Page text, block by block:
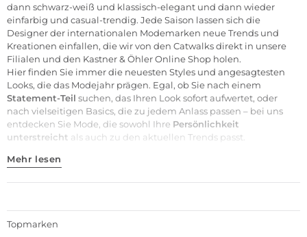
dann schwarz-weiß und klassisch-elegant und dann wieder
einfarbig und casual-trendig. Jede Saison lassen sich die
Designer der internationalen Modemarken neue Trends und
Kreationen einfallen, die wir von den Catwalks direkt in unsere
Filialen und den Kastner & Öhler Online Shop holen.
Hier finden Sie immer die neuesten Styles und angesagtesten
Looks, die das Modejahr prägen. Egal, ob Sie nach einem
Statement-Teil suchen, das Ihren Look sofort aufwertet, oder
nach vielseitigen Basics, die zu jedem Anlass passen – bei uns
entdecken Sie Mode, die sowohl Ihre Persönlichkeit
unterstreicht als auch zu den aktuellen Trends passt.
Mehr lesen
Topmarken